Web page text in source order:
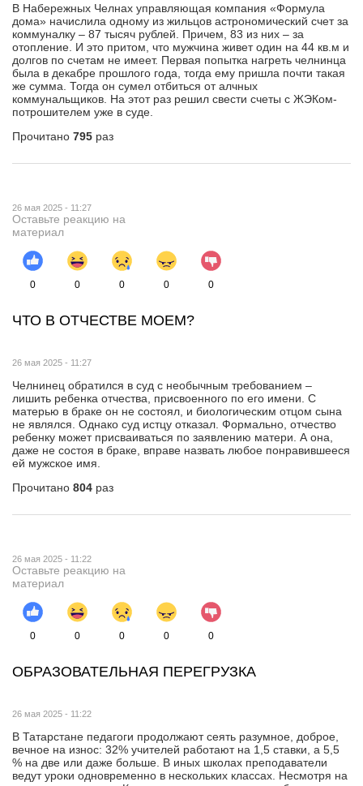
В Набережных Челнах управляющая компания «Формула
дома» начислила одному из жильцов астрономический счет за
коммуналку – 87 тысяч рублей. Причем, 83 из них – за
отопление. И это притом, что мужчина живет один на 44 кв.м и
долгов по счетам не имеет. Первая попытка нагреть челнинца
была в декабре прошлого года, тогда ему пришла почти такая
же сумма. Тогда он сумел отбиться от алчных
коммунальщиков. На этот раз решил свести счеты с ЖЭКом-
потрошителем уже в суде.
Прочитано 795 раз
26 мая 2025 - 11:27
Оставьте реакцию на
материал
0 0 0 0 0
ЧТО В ОТЧЕСТВЕ МОЕМ?
26 мая 2025 - 11:27
Челнинец обратился в суд с необычным требованием –
лишить ребенка отчества, присвоенного по его имени. С
матерью в браке он не состоял, и биологическим отцом сына
не являлся. Однако суд истцу отказал. Формально, отчество
ребенку может присваиваться по заявлению матери. А она,
даже не состоя в браке, вправе назвать любое понравившееся
ей мужское имя.
Прочитано 804 раз
26 мая 2025 - 11:22
Оставьте реакцию на
материал
0 0 0 0 0
ОБРАЗОВАТЕЛЬНАЯ ПЕРЕГРУЗКА
26 мая 2025 - 11:22
В Татарстане педагоги продолжают сеять разумное, доброе,
вечное на износ: 32% учителей работают на 1,5 ставки, а 5,5
% на две или даже больше. В иных школах преподаватели
ведут уроки одновременно в нескольких классах. Несмотря на